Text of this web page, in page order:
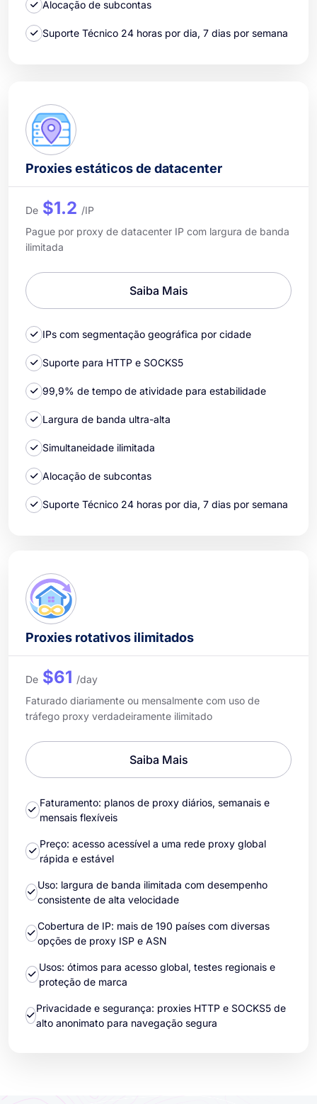
Alocação de subcontas
Suporte Técnico 24 horas por dia, 7 dias por semana
Proxies estáticos de datacenter
De $1.2 /IP
Pague por proxy de datacenter IP com largura de banda
ilimitada
Saiba Mais
IPs com segmentação geográfica por cidade
Suporte para HTTP e SOCKS5
99,9% de tempo de atividade para estabilidade
Largura de banda ultra-alta
Simultaneidade ilimitada
Alocação de subcontas
Suporte Técnico 24 horas por dia, 7 dias por semana
Proxies rotativos ilimitados
De $61 /day
Faturado diariamente ou mensalmente com uso de
tráfego proxy verdadeiramente ilimitado
Saiba Mais
Faturamento: planos de proxy diários, semanais e
mensais flexíveis
Preço: acesso acessível a uma rede proxy global
rápida e estável
Uso: largura de banda ilimitada com desempenho
consistente de alta velocidade
Cobertura de IP: mais de 190 países com diversas
opções de proxy ISP e ASN
Usos: ótimos para acesso global, testes regionais e
proteção de marca
Privacidade e segurança: proxies HTTP e SOCKS5 de
alto anonimato para navegação segura